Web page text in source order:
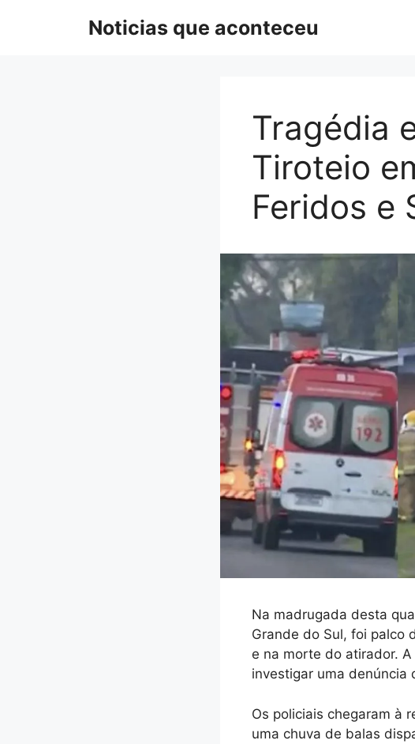
Noticias que aconteceu
Tragédia
Tiroteio
Feridos e
Na madrugada desta
Grande do Sul, foi palco
e na morte do atirador.
investigar uma denúncia
Os policiais chegaram à
uma chuva de balas